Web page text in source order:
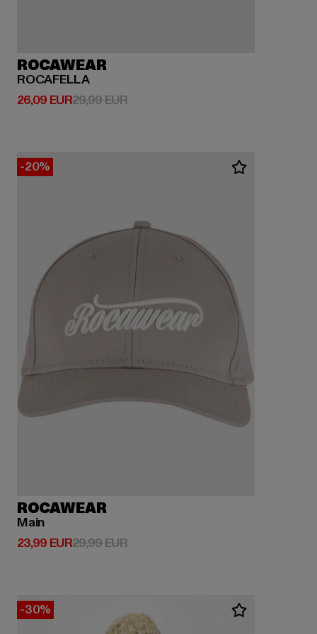
ROCAWEAR
ROCAFELLA
26,09 EUR
Derzeitiger Preis: 26,09 EUR
29,99 EURAktionspreis: 29,99 EUR
-20%
ROCAWEAR
Main
23,99 EUR
Derzeitiger Preis: 23,99 EUR
29,99 EURAktionspreis: 29,99 EUR
-30%